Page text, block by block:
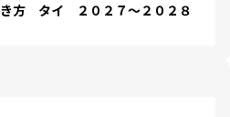
方 タイ ２０２７～２０２８